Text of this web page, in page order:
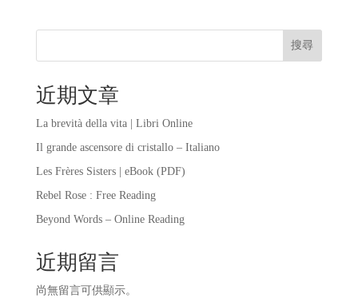
搜尋
近期文章
La brevità della vita | Libri Online
Il grande ascensore di cristallo – Italiano
Les Frères Sisters | eBook (PDF)
Rebel Rose : Free Reading
Beyond Words – Online Reading
近期留言
尚無留言可供顯示。